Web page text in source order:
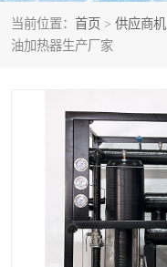
当前位置： 首页 > 供应商机
油加热器生产厂家